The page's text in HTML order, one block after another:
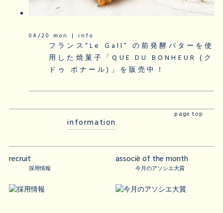
04/20 mon | info
フランス“Le Gall” の前発酵バターを使
用した焼菓子「QUE DU BONHEUR (ク
ドゥ ボナール)」を販売中！
page top
information
recruit
採用情報
associè of the month
今月のアソシエ大賞